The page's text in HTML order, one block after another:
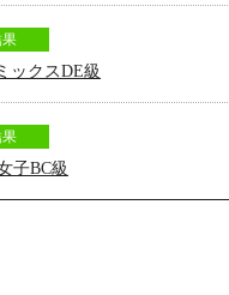
ックスDE級
子BC級